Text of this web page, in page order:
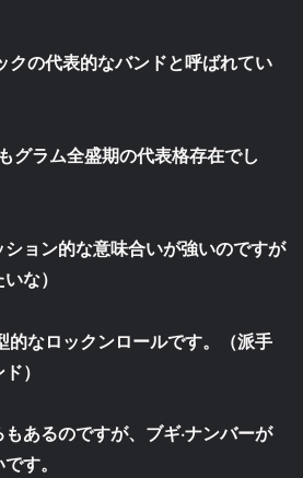
クの代表的なバンドと呼ばれてい
もグラム全盛期の代表格存在でし
ョン的な意味合いが強いのですが
な）
的なロックンロールです。（派手
）
あるのですが、ブギ·ナンバーが
す。